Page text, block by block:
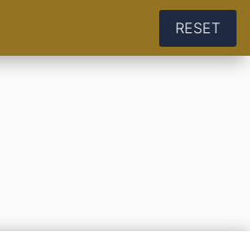
RESET